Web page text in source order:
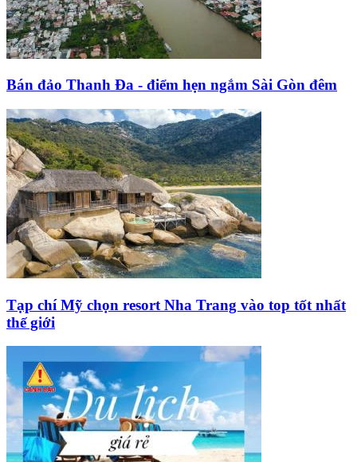
Bán đảo Thanh Đa - điểm hẹn ngắm Sài Gòn đêm
Tạp chí Mỹ chọn resort Nha Trang vào top tốt nhất
thế giới